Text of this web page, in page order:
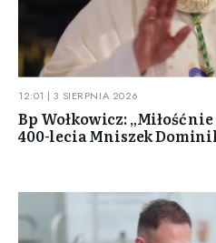
12:01 | 3 SIERPNIA 2026
Bp Wołkowicz: „Miłość
400-lecia Mniszek